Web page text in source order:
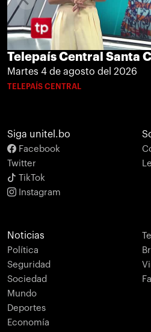
Telepaís Central Santa
Martes 4 de agosto del 2026
TELEPAÍS CENTRAL
Siga unitel.bo
Facebook
Twitter
TikTok
Instagram
Noticias
Política
Seguridad
Sociedad
Mundo
Deportes
Economía